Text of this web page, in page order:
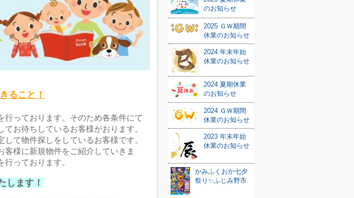
ること！
行っております。そのため各条件にて
お待ちしているお客様がおります。
て物件探しをしているお客様です。
客様に新規物件をご紹介していきま
っております。
します！
のお知らせ
2025 ＧＷ期間
休業のお知らせ
2024 年末年始
休業のお知らせ
2024 夏期休業
のお知らせ
2024 ＧＷ期間
休業のお知らせ
2023 年末年始
休業のお知らせ
かみふくおか七夕
祭り✨ふじみ野市